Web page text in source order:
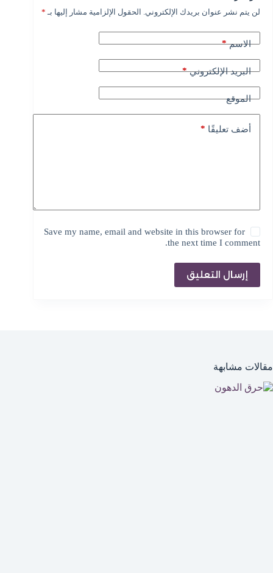
لن يتم نشر عنوان بريدك الإلكتروني. الحقول الإلزامية مشار إليها بـ *
الاسم*
البريد الإلكتروني*
الموقع
أضف تعليقًا *
Save my name, email and website in this browser for
the next time I comment.
إرسال التعليق
A
t
e
t
i
مقالات مشابهة